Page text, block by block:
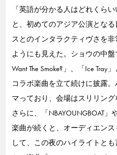
「英語が分かる人はどれくら
と、初めてのアジア公演とな
スとのインタラクティヴさを
ようにも見えた。ショウの中盤
Want The Smoke?」、「Ice
コラボ楽曲を立て続けに披露
マっており、会場はスリリング
さらに、「NBAYOUNGBOAT
楽曲が続くと、オーディエン
して、この夜のハイライトと